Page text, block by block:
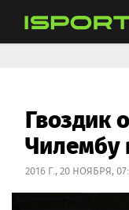
Гвоздик
Чилембу
2016 Г., 20 НОЯБРЯ,